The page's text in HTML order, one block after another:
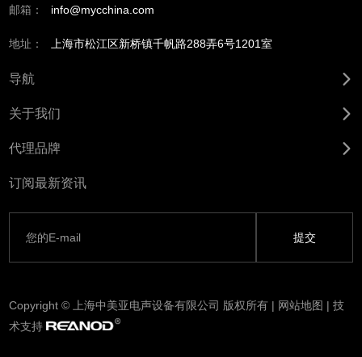
邮箱： info@mycchina.com
地址： 上海市松江区新桥镇千帆路288弄6号1201室
导航
关于我们
代理品牌
订阅最新资讯
Copyright © 上海中美亚电声设备有限公司 版权所有 | 网站地图 | 技
术支持